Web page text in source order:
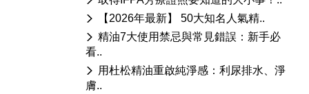
【2026年最新】 50大知名人氣精..
精油7大使用禁忌與常見錯誤：新手必
看..
用杜松精油重啟純淨感：利尿排水、淨
膚..